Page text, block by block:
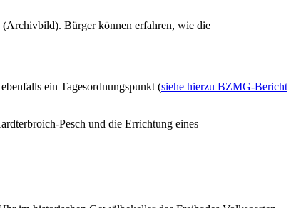
(Archivbild). Bürger können erfahren, wie die
ein Tagesordnungspunkt (siehe hierzu BZMG-Bericht
Pesch und die Errichtung eines